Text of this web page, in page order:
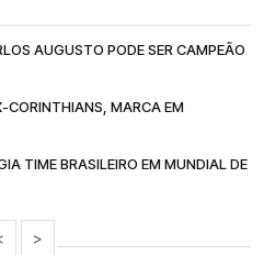
AUGUSTO PODE SER CAMPEÃO
CORINTHIANS, MARCA EM
TIME BRASILEIRO EM MUNDIAL DE
>